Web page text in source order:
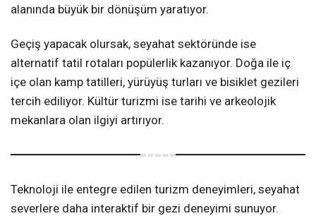
alanında büyük bir dönüşüm yaratıyor.
Geçiş yapacak olursak, seyahat sektöründe ise
alternatif tatil rotaları popülerlik kazanıyor. Doğa ile iç
içe olan kamp tatilleri, yürüyüş turları ve bisiklet gezileri
tercih ediliyor. Kültür turizmi ise tarihi ve arkeolojik
mekanlara olan ilgiyi artırıyor.
Teknoloji ile entegre edilen turizm deneyimleri, seyahat
severlere daha interaktif bir gezi deneyimi sunuyor.